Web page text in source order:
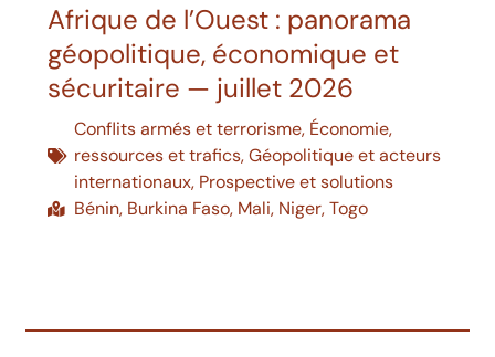
Afrique de l’Ouest : panorama
géopolitique, économique et
sécuritaire — juillet 2026
Conflits armés et terrorisme, Économie,
ressources et trafics,Géopolitique et acteurs
internationaux, Prospective et solutions
Bénin, Burkina Faso, Mali, Niger,Togo